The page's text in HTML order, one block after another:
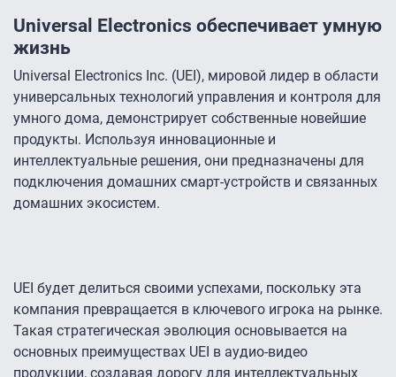
Universal Electronics обеспечивает умную
жизнь
Universal Electronics Inc. (UEI), мировой лидер в области
универсальных технологий управления и контроля для
умного дома, демонстрирует собственные новейшие
продукты. Используя инновационные и
интеллектуальные решения, они предназначены для
подключения домашних смарт-устройств и связанных
домашних экосистем.
UEI будет делиться своими успехами, поскольку эта
компания превращается в ключевого игрока на рынке.
Такая стратегическая эволюция основывается на
основных преимуществах UEI в аудио-видео
продукции, создавая дорогу для интеллектуальных